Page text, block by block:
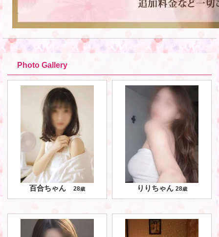
Photo Gallery
百合ちゃん 28歳 りりちゃん 28歳